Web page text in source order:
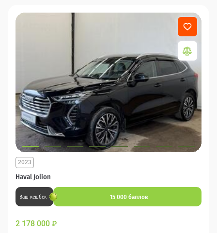
Haval Jolion
2023
Ваш кешбек 15 000 баллов
2 178 000 ₽